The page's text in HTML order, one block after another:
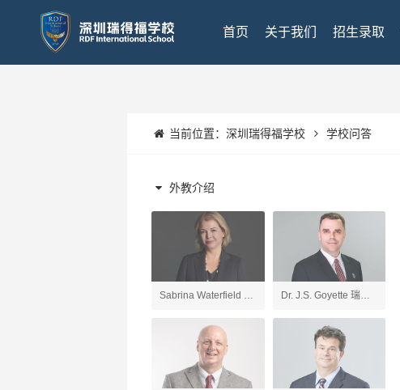
首页 关于我们 招生录取
当前位置： 深圳瑞得福学校 学校问答
外教介绍
Sabrina Waterfield 深
圳瑞得福学校 校长
Dr. J.S. Goyette 瑞得
福UK项目校长